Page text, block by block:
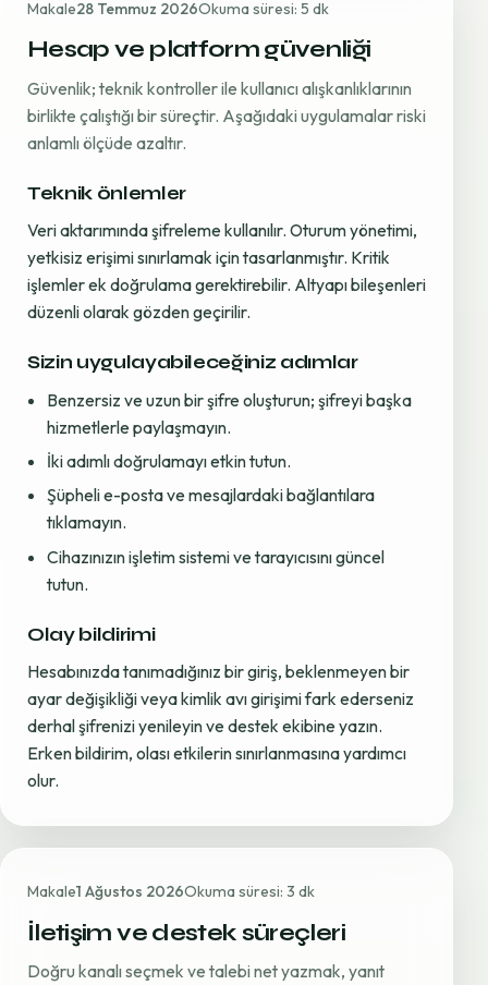
Makale28 Temmuz 2026Okuma süresi: 5 dk
Hesap ve platform güvenliği
Güvenlik; teknik kontroller ile kullanıcı alışkanlıklarının
birlikte çalıştığı bir süreçtir. Aşağıdaki uygulamalar riski
anlamlı ölçüde azaltır.
Teknik önlemler
Veri aktarımında şifreleme kullanılır. Oturum yönetimi,
yetkisiz erişimi sınırlamak için tasarlanmıştır. Kritik
işlemler ek doğrulama gerektirebilir. Altyapı bileşenleri
düzenli olarak gözden geçirilir.
Sizin uygulayabileceğiniz adımlar
Benzersiz ve uzun bir şifre oluşturun; şifreyi başka
hizmetlerle paylaşmayın.
İki adımlı doğrulamayı etkin tutun.
Şüpheli e-posta ve mesajlardaki bağlantılara
tıklamayın.
Cihazınızın işletim sistemi ve tarayıcısını güncel
tutun.
Olay bildirimi
Hesabınızda tanımadığınız bir giriş, beklenmeyen bir
ayar değişikliği veya kimlik avı girişimi fark ederseniz
derhal şifrenizi yenileyin ve destek ekibine yazın.
Erken bildirim, olası etkilerin sınırlanmasına yardımcı
olur.
Makale1 Ağustos 2026Okuma süresi: 3 dk
İletişim ve destek süreçleri
Doğru kanalı seçmek ve talebi net yazmak, yanıt